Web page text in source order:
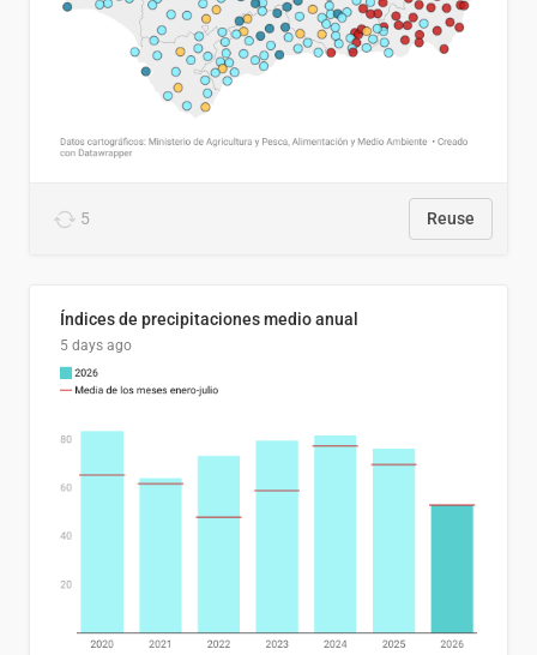
5 Reuse
Índices de precipitaciones medio anual
5 days ago